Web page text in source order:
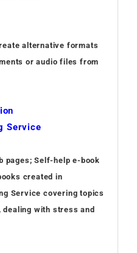
alternative formats
or audio files from
Service
pages; Self-help e-book
created in
Service covering topics
dealing with stress and